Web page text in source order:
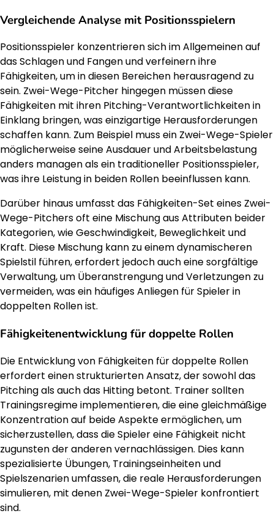
Vergleichende Analyse mit Positionsspielern
Positionsspieler konzentrieren sich im Allgemeinen auf
das Schlagen und Fangen und verfeinern ihre
Fähigkeiten, um in diesen Bereichen herausragend zu
sein. Zwei-Wege-Pitcher hingegen müssen diese
Fähigkeiten mit ihren Pitching-Verantwortlichkeiten in
Einklang bringen, was einzigartige Herausforderungen
schaffen kann. Zum Beispiel muss ein Zwei-Wege-Spieler
möglicherweise seine Ausdauer und Arbeitsbelastung
anders managen als ein traditioneller Positionsspieler,
was ihre Leistung in beiden Rollen beeinflussen kann.
Darüber hinaus umfasst das Fähigkeiten-Set eines Zwei-
Wege-Pitchers oft eine Mischung aus Attributen beider
Kategorien, wie Geschwindigkeit, Beweglichkeit und
Kraft. Diese Mischung kann zu einem dynamischeren
Spielstil führen, erfordert jedoch auch eine sorgfältige
Verwaltung, um Überanstrengung und Verletzungen zu
vermeiden, was ein häufiges Anliegen für Spieler in
doppelten Rollen ist.
Fähigkeitenentwicklung für doppelte Rollen
Die Entwicklung von Fähigkeiten für doppelte Rollen
erfordert einen strukturierten Ansatz, der sowohl das
Pitching als auch das Hitting betont. Trainer sollten
Trainingsregime implementieren, die eine gleichmäßige
Konzentration auf beide Aspekte ermöglichen, um
sicherzustellen, dass die Spieler eine Fähigkeit nicht
zugunsten der anderen vernachlässigen. Dies kann
spezialisierte Übungen, Trainingseinheiten und
Spielszenarien umfassen, die reale Herausforderungen
simulieren, mit denen Zwei-Wege-Spieler konfrontiert
sind.